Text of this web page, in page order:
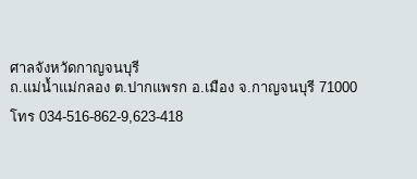
ศาลจังหวัดกาญจนบุรี
ถ.แม่น้ำแม่กลอง ต.ปากแพรก อ.เมือง จ.กาญจนบุรี 71000
โทร 034-516-862-9,623-418